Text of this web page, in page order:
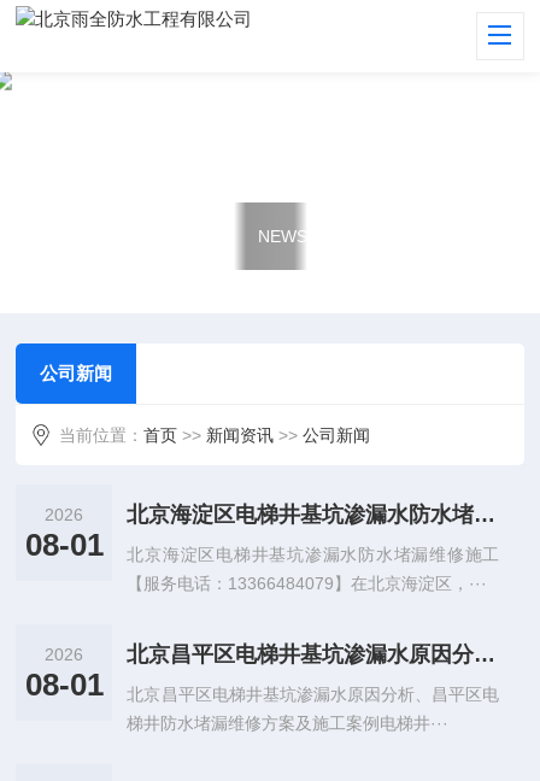
NEWS
公司新闻
当前位置：首页 >> 新闻资讯 >>公司新闻
2026
08-01
北京海淀区电梯井基坑渗漏水防水堵漏维修施工服务案例费用
北京海淀区电梯井基坑渗漏水防水堵漏维修施工
【服务电话：13366484079】在北京海淀区，···
2026
08-01
北京昌平区电梯井基坑渗漏水原因分析、电梯井防水堵漏维修方案及施工案例
北京昌平区电梯井基坑渗漏水原因分析、昌平区电
梯井防水堵漏维修方案及施工案例电梯井···